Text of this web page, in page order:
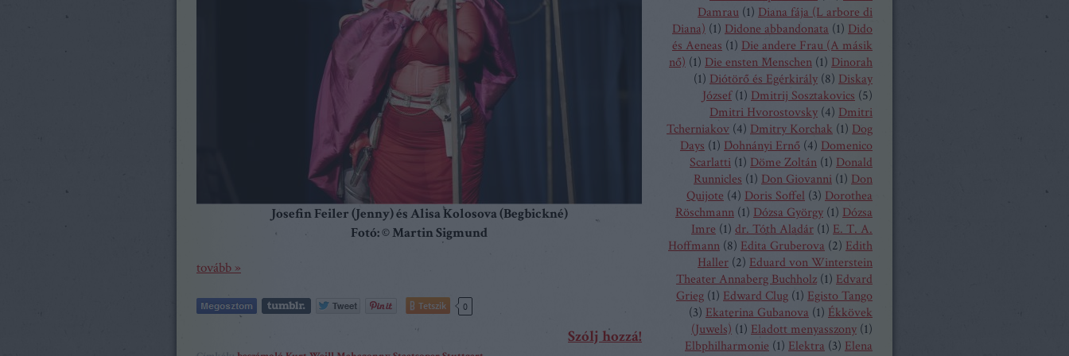
Josefin Feiler (Jenny) és Alisa Kolosova (Begbickné)
Fotó: ©Martin Sigmund
tovább »
Tetszik 0
Szólj hozzá!
Damrau (1) Diana fája (L arbore di
Diana) (1) Didone abbandonata (1) Dido
és Aeneas (1) Die andere Frau (A másik
nő) (1) Die ensten Menschen (1) Dinorah
(1) Diótörő és Egérkirály (8) Diskay
József (1) Dmitrij Sosztakovics (5)
Dmitri Hvorostovsky (4) Dmitri
Tcherniakov (4) Dmitry Korchak (1) Dog
Days (1) Dohnányi Ernő (4) Domenico
Scarlatti (1) Döme Zoltán (1) Donald
Runnicles (1) Don Giovanni (1) Don
Quijote (4) Doris Soffel (3) Dorothea
Röschmann (1) Dózsa György (1) Dózsa
Imre (1) dr. Tóth Aladár (1) E. T. A.
Hoffmann (8) Edita Gruberova (2) Edith
Haller (2) Eduard von Winterstein
Theater Annaberg Buchholz (1) Edvard
Grieg (1) Edward Clug (1) Egisto Tango
(3) Ekaterina Gubanova (1) Ékkövek
(Juwels) (1) Eladott menyasszony (1)
Elbphilharmonie (1) Elektra (3) Elena